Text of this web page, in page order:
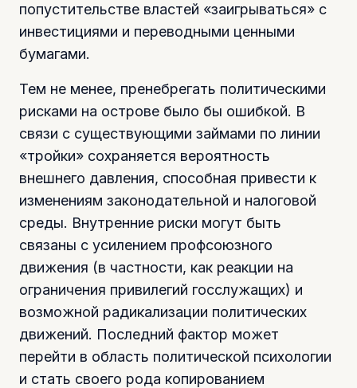
попустительстве властей «заигрываться» с
инвестициями и переводными ценными
бумагами.
Тем не менее, пренебрегать политическими
рисками на острове было бы ошибкой. В
связи с существующими займами по линии
«тройки» сохраняется вероятность
внешнего давления, способная привести к
изменениям законодательной и налоговой
среды. Внутренние риски могут быть
связаны с усилением профсоюзного
движения (в частности, как реакции на
ограничения привилегий госслужащих) и
возможной радикализации политических
движений. Последний фактор может
перейти в область политической психологии
и стать своего рода копированием